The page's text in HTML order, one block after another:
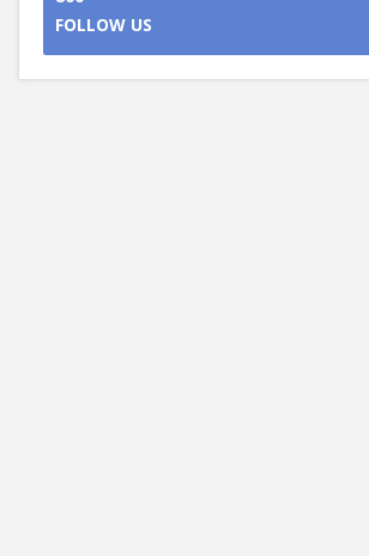
FOLLOW US